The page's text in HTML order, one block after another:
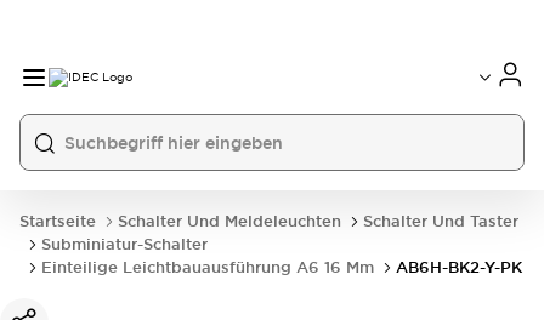
Startseite Schalter Und Meldeleuchten
Schalter Und Taster
Subminiatur-Schalter
Einteilige Leichtbauausführung A6 16 Mm
AB6H-BK2-Y-PK